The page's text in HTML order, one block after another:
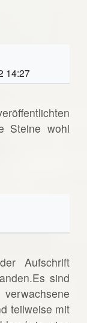
14:27
Steine wohl
Aufschrift
sind
teilweise mit